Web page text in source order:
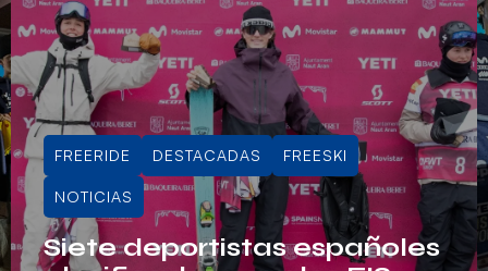
FREERIDE DESTACADAS FREESKI
NOTICIAS
Siete deportistas españoles